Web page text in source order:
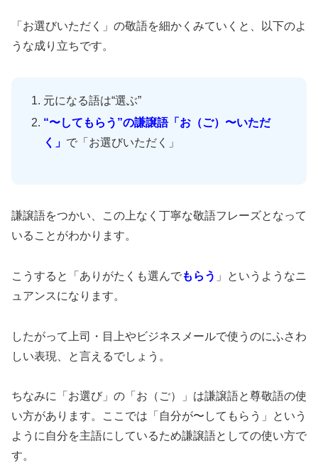
「お選びいただく」の敬語を細かくみていくと、以下のよ
うな成り立ちです。
元になる語は“選ぶ”
“〜してもらう”の謙譲語「お（ご）〜いただ
く」 で「お選びいただく」
謙譲語をつかい、この上なく丁寧な敬語フレーズとなって
いることがわかります。
こうすると「ありがたくも選んでもらう 」というようなニ
ュアンスになります。
したがって上司・目上やビジネスメールで使うのにふさわ
しい表現、と言えるでしょう。
ちなみに「お選び」の「お（ご）」は謙譲語と尊敬語の使
い方があります。ここでは「自分が〜してもらう」という
ように自分を主語にしているため謙譲語としての使い方で
す。